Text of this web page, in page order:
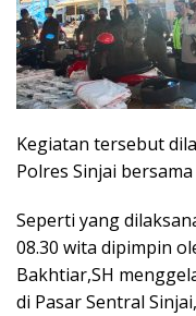
Kegiatan tersebut
Polres Sinjai
Seperti yang
08.30 wita dipimpin
Bakhtiar,SH
di Pasar Sentral